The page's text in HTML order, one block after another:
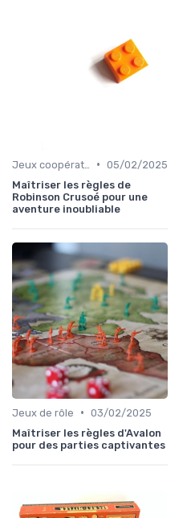
• 05/02/2025
Maîtriser les règles de
Robinson Crusoé pour une
aventure inoubliable
Jeux de rôle • 03/02/2025
Maîtriser les règles d'Avalon
pour des parties captivantes